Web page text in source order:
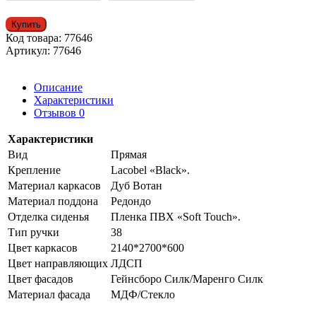
Купить
Код товара: 77646
Артикул: 77646
Описание
Характеристики
Отзывов 0
Характеристики
Вид
Прямая
Крепление
Lacobel «Black».
Материал каркасов
Дуб Вотан
Материал поддона
Редондо
Отделка сиденья
Пленка ПВХ «Soft Touch».
Тип ручки
38
Цвет каркасов
2140*2700*600
Цвет направляющих ЛДСП
Цвет фасадов
Гейнсборо Силк/Маренго Силк
Материал фасада
МДФ/Стекло